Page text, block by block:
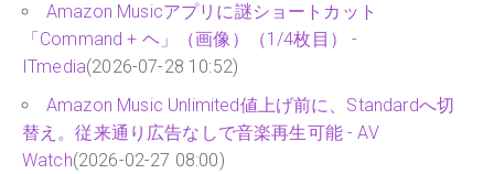
Amazon Musicアプリに謎ショートカット
「Command + ヘ」（画像）（1/4枚目） -
ITmedia(2026-07-28 10:52)
Amazon Music Unlimited値上げ前に、Standardへ切
替え。従来通り広告なしで音楽再生可能 - AV
Watch(2026-02-27 08:00)